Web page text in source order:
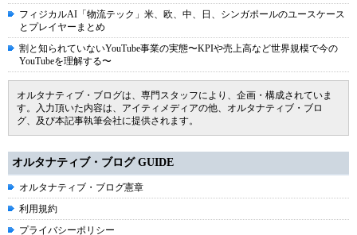
フィジカルAI「物流テック」米、欧、中、日、シンガポールのユースケース
とプレイヤーまとめ
割と知られていないYouTube事業の実態〜KPIや売上高など世界規模で今の
YouTubeを理解する〜
オルタナティブ・ブログは、専門スタッフにより、企画・構成されていま
す。入力頂いた内容は、アイティメディアの他、オルタナティブ・ブロ
グ、及び本記事執筆会社に提供されます。
オルタナティブ・ブログ GUIDE
オルタナティブ・ブログ憲章
利用規約
プライバシーポリシー